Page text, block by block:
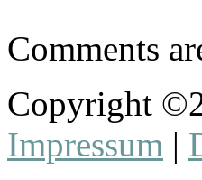
Comments
Copyright
Impressum |